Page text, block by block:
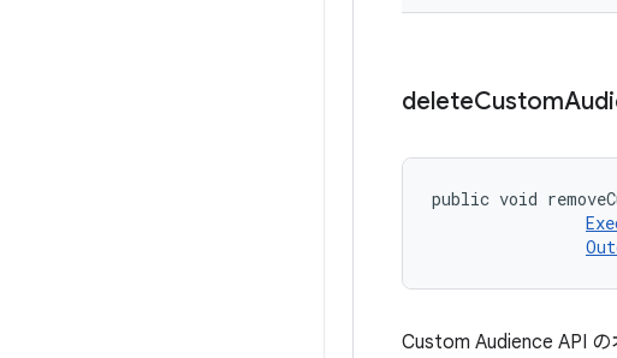
deleteCustom
public void
Custom Audience API の